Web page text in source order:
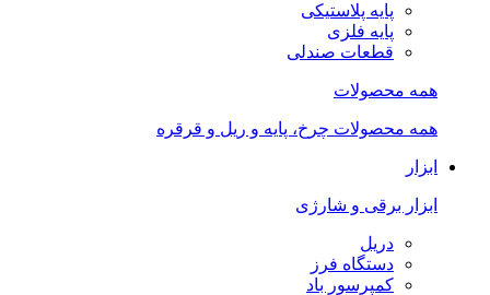
پایه پلاستیکی
پایه فلزی
قطعات صندلی
همه محصولات
همه محصولات چرخ، پایه و ریل و قرقره
ابزار
ابزار برقی و شارژی
دریل
دستگاه فرز
کمپرسور باد